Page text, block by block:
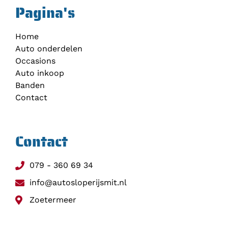
Pagina's
Home
Auto onderdelen
Occasions
Auto inkoop
Banden
Contact
Contact
079 - 360 69 34
info@autosloperijsmit.nl
Zoetermeer